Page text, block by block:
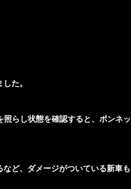
た。
らし状態を確認すると、ボンネ
ど、ダメージがついている新車